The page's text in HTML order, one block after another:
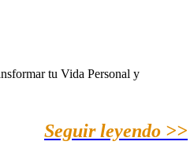
tu Vida Personal y
Seguir leyendo >>